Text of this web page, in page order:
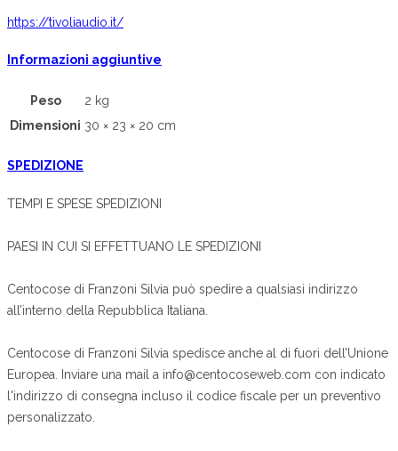
https://tivoliaudio.it/
Informazioni aggiuntive
Peso
2 kg
Dimensioni 30 × 23 × 20 cm
SPEDIZIONE
TEMPI E SPESE SPEDIZIONI
PAESI IN CUI SI EFFETTUANO LE SPEDIZIONI
Centocose di Franzoni Silvia può spedire a qualsiasi indirizzo
all’interno della Repubblica Italiana.
Centocose di Franzoni Silvia spedisce anche al di fuori dell’Unione
Europea. Inviare una mail a info@centocoseweb.com con indicato
l'indirizzo di consegna incluso il codice fiscale per un preventivo
personalizzato.